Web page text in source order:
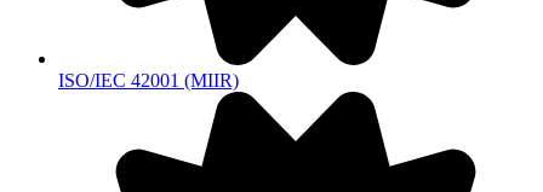
ISO/IEC 42001 (MIIR)